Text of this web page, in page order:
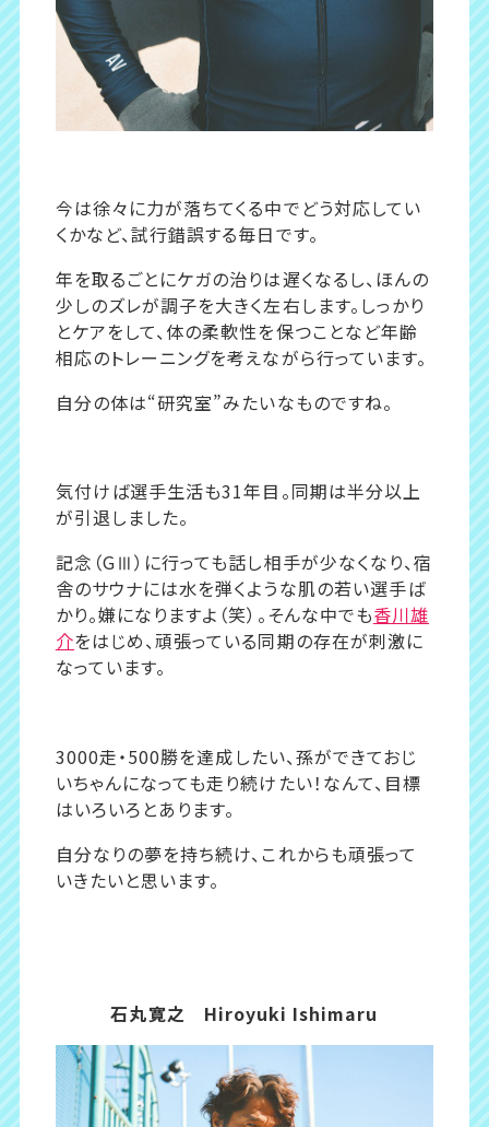
今は徐々に力が落ちてくる中でどう対応してい
くかなど、試行錯誤する毎日です。
年を取るごとにケガの治りは遅くなるし、ほんの
少しのズレが調子を大きく左右します。しっかり
とケアをして、体の柔軟性を保つことなど年齢
相応のトレーニングを考えながら行っています。
自分の体は“研究室”みたいなものですね。
気付けば選手生活も31年目。同期は半分以上
が引退しました。
記念（GⅢ）に行っても話し相手が少なくなり、宿
舎のサウナには水を弾くような肌の若い選手ば
かり。嫌になりますよ（笑）。そんな中でも香川雄
介をはじめ、頑張っている同期の存在が刺激に
なっています。
3000走・500勝を達成したい、孫ができておじ
いちゃんになっても走り続けたい！なんて、目標
はいろいろとあります。
自分なりの夢を持ち続け、これからも頑張って
いきたいと思います。
石丸寛之 Hiroyuki Ishimaru